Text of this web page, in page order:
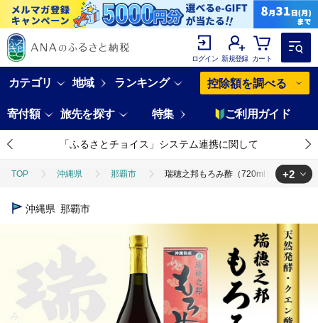
ログイン 新規登録 カート
カテゴリ 地域 ランキング 控除額を調べる
寄付額 旅先を探す 特集 ご利用ガイド
「ふるさとチョイス」システム連携に関して
TOP 沖縄県 那覇市 瑞穂之邦もろみ酢（720ml）
TOP
+2
沖縄県 那覇市